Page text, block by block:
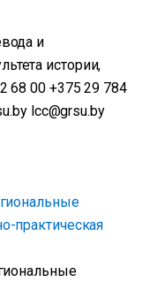
и
истории,
68 00 +375 29 784
lcc@grsu.by
практическая